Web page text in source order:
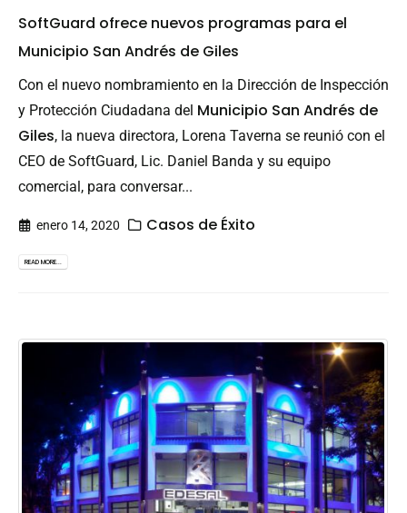
SoftGuard ofrece nuevos programas para el
Municipio San Andrés de Giles
Con el nuevo nombramiento en la Dirección de Inspección
y Protección Ciudadana del Municipio San Andrés de
Giles, la nueva directora, Lorena Taverna se reunió con el
CEO de SoftGuard, Lic. Daniel Banda y su equipo
comercial, para conversar...
enero 14, 2020 Casos de Éxito
READ MORE...